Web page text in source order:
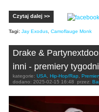
Czytaj dalej >>
Tagi: Jay Exodus Camoflauge Monk
Drake &
inni - premiery
kategorie: USA Hip-Hop/Rap
dodano: 2025-02-15 16:48 przez: